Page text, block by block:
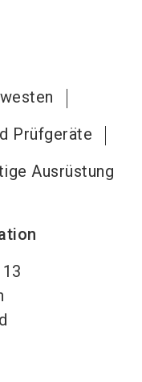
Prüfgeräte
Ausrüstung